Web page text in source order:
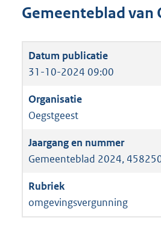
Gemeenteblad van
31-10-2024 09:00
Oegstgeest
Gemeenteblad 2024,
omgevingsvergunning